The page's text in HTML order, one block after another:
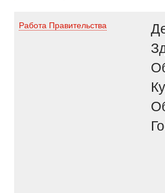
Работа Правительства